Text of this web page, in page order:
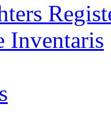
Inventaris